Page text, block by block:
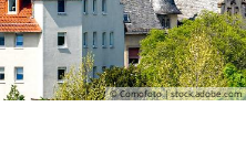
© Comofoto | stock.adobe.com